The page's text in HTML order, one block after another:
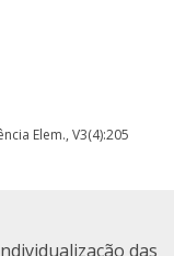
Elem., V3(4):205
das